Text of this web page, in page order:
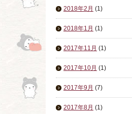
2018年2月 (1)
2018年1月 (1)
2017年11月 (1)
2017年10月 (1)
2017年9月 (7)
2017年8月 (1)